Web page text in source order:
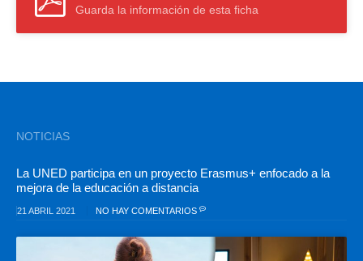
Guarda la información de esta ficha
NOTICIAS
La UNED participa en un proyecto Erasmus+ enfocado a la
mejora de la educación a distancia
21 ABRIL 2021 NO HAY COMENTARIOS